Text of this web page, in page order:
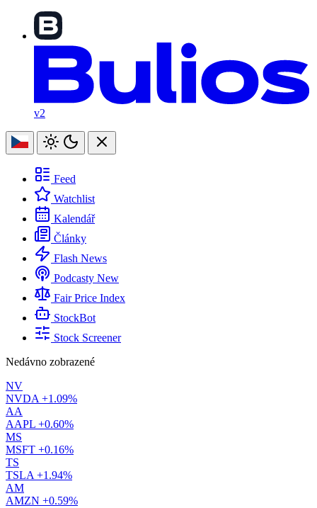
v2
Feed
Watchlist
Kalendář
Články
Flash News
Podcasty New
Fair Price Index
StockBot
Stock Screener
Nedávno zobrazené
NV
NVDA +1.09%
AA
AAPL +0.60%
MS
MSFT +0.16%
TS
TSLA +1.94%
AM
AMZN +0.59%